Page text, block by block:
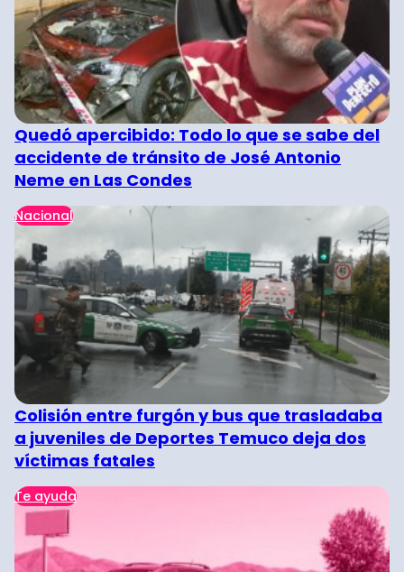
Quedó apercibido: Todo lo que se sabe del
accidente de tránsito de José Antonio
Neme en Las Condes
Nacional
Colisión entre furgón y bus que trasladaba
a juveniles de Deportes Temuco deja dos
víctimas fatales
Te ayuda